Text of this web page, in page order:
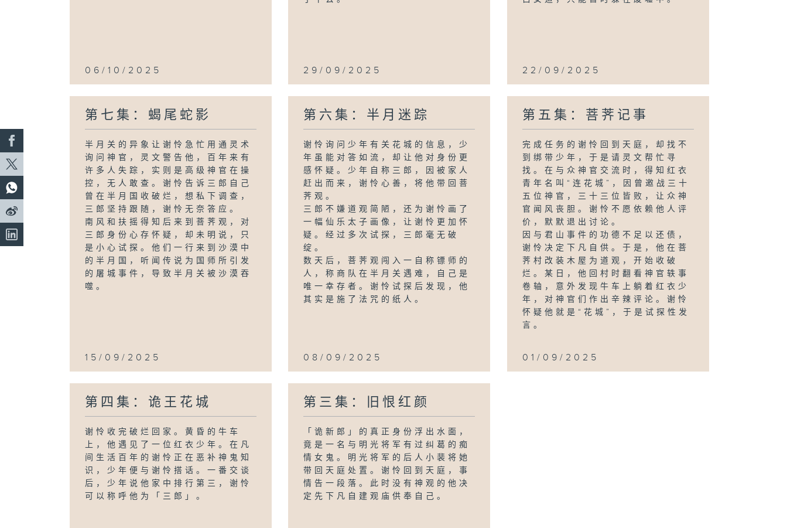
06/10/2025 29/09/2025 22/09/2025
第七集：蝎尾蛇影
半月关的异象让谢怜急忙用通灵术
询问神官，灵文警告他，百年来有
许多人失踪，实则是高级神官在操
控，无人敢查。谢怜告诉三郎自己
曾在半月国收破烂，想私下调查，
三郎坚持跟随，谢怜无奈答应。
南风和扶摇得知后来到菩荠观，对
三郎身份心存怀疑，却未明说，只
是小心试探。他们一行来到沙漠中
的半月国，听闻传说为国师所引发
的屠城事件，导致半月关被沙漠吞
噬。
15/09/2025
第六集：半月迷踪
谢怜询问少年有关花城的信息，少
年虽能对答如流，却让他对身份更
感怀疑。少年自称三郎，因被家人
赶出而来，谢怜心善，将他带回菩
荠观。
三郎不嫌道观简陋，还为谢怜画了
一幅仙乐太子画像，让谢怜更加怀
疑。经过多次试探，三郎毫无破
绽。
数天后，菩荠观闯入一自称镖师的
人，称商队在半月关遇难，自己是
唯一幸存者。谢怜试探后发现，他
其实是施了法咒的纸人。
08/09/2025
第五集：菩荠记事
完成任务的谢怜回到天庭，却找不
到绑带少年，于是请灵文帮忙寻
找。在与众神官交流时，得知红衣
青年名叫“连花城”，因曾邀战三十
五位神官，三十三位皆败，让众神
官闻风丧胆。谢怜不愿依赖他人评
价，默默退出讨论。
因与君山事件的功德不足以还债，
谢怜决定下凡自供。于是，他在菩
荠村改装木屋为道观，开始收破
烂。某日，他回村时翻看神官轶事
卷轴，意外发现牛车上躺着红衣少
年，对神官们作出辛辣评论。谢怜
怀疑他就是“花城”，于是试探性发
言。
01/09/2025
第四集：诡王花城
谢怜收完破烂回家。黄昏的牛车
上，他遇见了一位红衣少年。在凡
间生活百年的谢怜正在恶补神鬼知
识，少年便与谢怜搭话。一番交谈
后，少年说他家中排行第三，谢怜
可以称呼他为「三郎」。
第三集：旧恨红颜
「诡新郎」的真正身份浮出水面，
竟是一名与明光将军有过纠葛的痴
情女鬼。明光将军的后人小裴将她
带回天庭处置。谢怜回到天庭，事
情告一段落。此时没有神观的他决
定先下凡自建观庙供奉自己。